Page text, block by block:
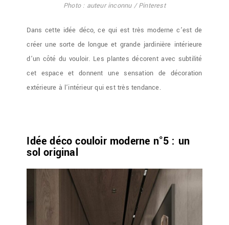
Photo : auteur inconnu / Pinterest
Dans cette idée déco, ce qui est très moderne c’est de
créer une sorte de longue et grande jardinière intérieure
d’un côté du vouloir. Les plantes décorent avec subtilité
cet espace et donnent une sensation de décoration
extérieure à l’intérieur qui est très tendance.
Idée déco couloir moderne n°5 : un
sol original